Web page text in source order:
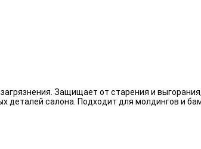
Защищает от старения и
салона. Подходит для молдингов и